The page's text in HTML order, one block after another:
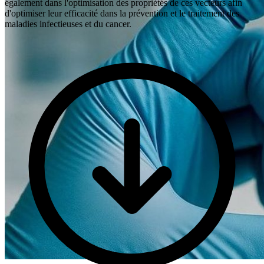
également dans l'optimisation des propriétés de ces vecteurs afin
d'optimiser leur efficacité dans la prévention et le traitement des
maladies infectieuses et du cancer.